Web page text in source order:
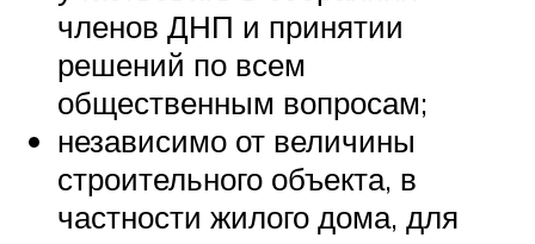
членов ДНП и принятии
решений по всем
общественным вопросам;
независимо от величины
строительного объекта, в
частности жилого дома, для